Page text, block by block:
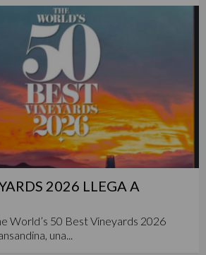
2026 LLEGA A
World’s 50 Best Vineyards 2026
una...